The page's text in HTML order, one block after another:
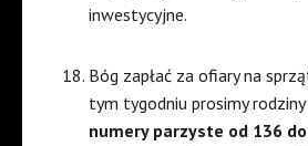
inwestycyjne.
Bóg zapłać za ofiary na
tym tygodniu prosimy rodziny
numery parzyste od 136